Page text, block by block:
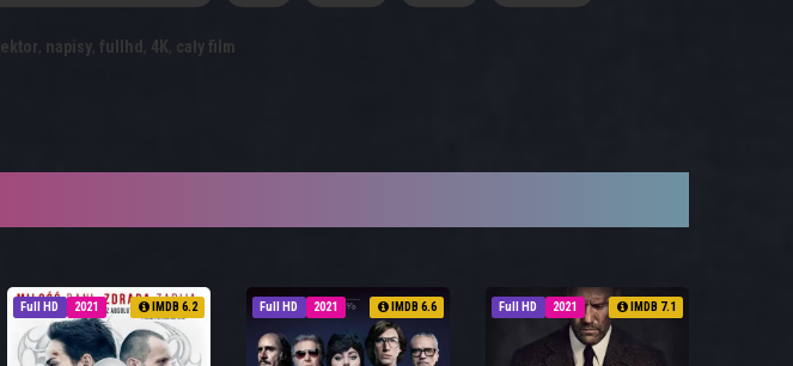
lektor, napisy, fullhd , 4K, cały film
Full HD 2021 IMDB 6.2 Full HD 2021 IMDB 6.6 Full HD 2021 IMDB 7.1